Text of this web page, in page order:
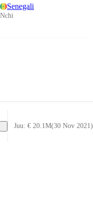
Senegali
Nchi
Juu: € 20.1M(30 Nov 2021)